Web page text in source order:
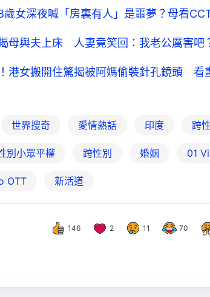
歲女深夜喊「房裏有人」是噩夢？母看
母與夫上床 人妻竟笑回：我老公厲害
港女搬開住驚揭被阿媽偷裝針孔鏡頭 看
世界搜奇 愛情熱話 印度 跨
別小眾平權 跨性別 婚姻 01
‌OTT 新活道
146 2 11 70